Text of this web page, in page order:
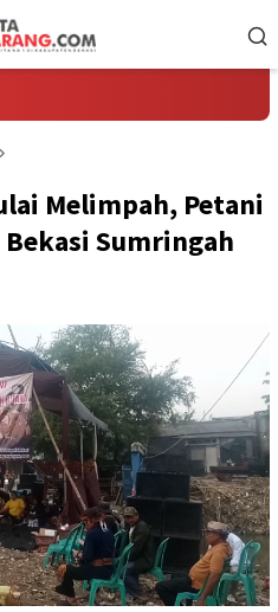
Melimpah, Petani
Sumringah